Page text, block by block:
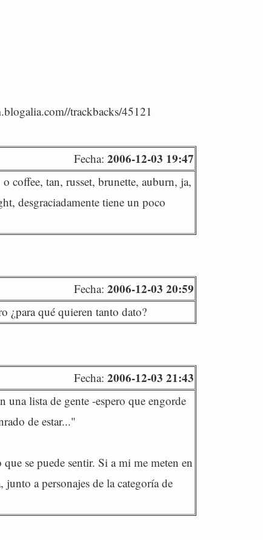
trackbacks/45121
Fecha: 2006-12-03 19:47
coffee, tan, russet, brunette, auburn, ja,
desgraciadamente tiene un poco
Fecha: 2006-12-03 20:59
¿para qué quieren tanto dato?
Fecha: 2006-12-03 21:43
lista de gente -espero que engorde
de estar..."
se puede sentir. Si a mi me meten en
junto a personajes de la categoría de